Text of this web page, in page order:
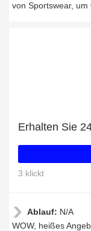
von Sportswear,
Erhalten Sie
3 klickt
Ablauf: N/A
WOW, heißes